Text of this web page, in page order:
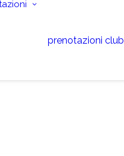
prenotazioni club